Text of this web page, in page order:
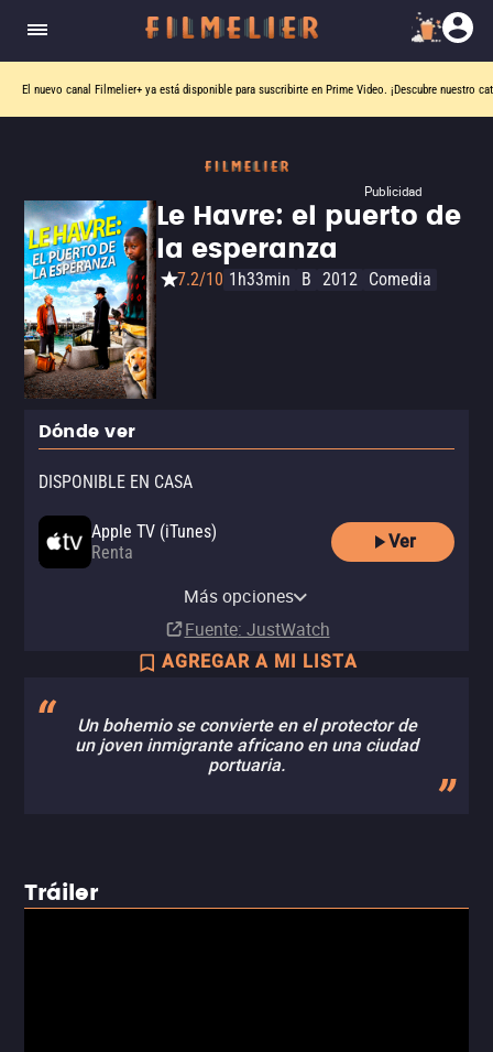
El nuevo canal Filmelier+ ya está disponible para suscribirte en Prime Video. ¡Descubre nuestro
Publicidad
Le Havre: el puerto de
la esperanza
7.2/10 1h33min B 2012 Comedia
Dónde ver
DISPONIBLE EN CASA
Apple TV (iTunes)
Renta
Ver
Más opciones
Fuente: JustWatch
AGREGAR A MI LISTA
Un bohemio se convierte en el protector de
un joven inmigrante africano en una ciudad
portuaria.
Tráiler